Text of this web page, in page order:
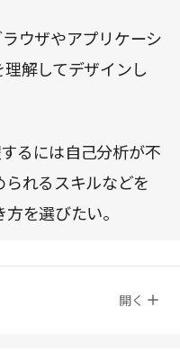
ウザやアプリケーシ
解してデザインし
るには自己分析が不
れるスキルなどを
を選びたい。
開く